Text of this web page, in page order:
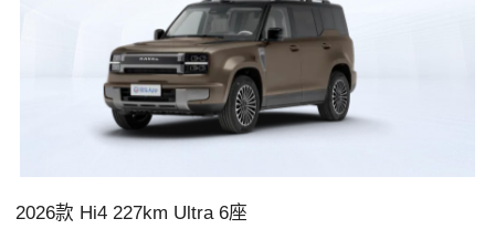
2026款 Hi4 227km Ultra 6座